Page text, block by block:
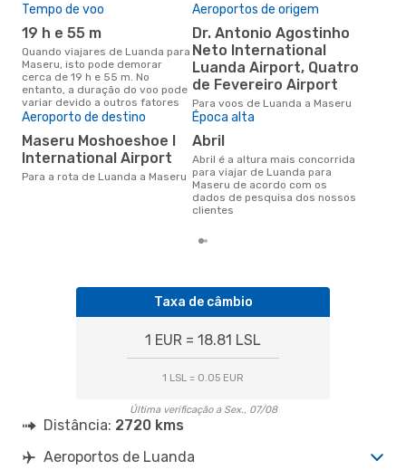
Tempo de voo
19 h e 55 m
Quando viajares de Luanda para
Maseru, isto pode demorar
cerca de 19 h e 55 m. No
entanto, a duração do voo pode
variar devido a outros fatores
Aeroportos de origem
Dr. Antonio Agostinho
Neto International
Luanda Airport, Quatro
de Fevereiro Airport
Para voos de Luanda a Maseru
Aeroporto de destino
Maseru Moshoeshoe I
International Airport
Para a rota de Luanda a Maseru
Época alta
abril
abril é a altura mais concorrida
para viajar de Luanda para
Maseru de acordo com os
dados de pesquisa dos nossos
clientes
Taxa de câmbio
1 EUR = 18.81 LSL
1 LSL = 0.05 EUR
Última verificação a Sex., 07/08
Distância: 2720 kms
Aeroportos de Luanda